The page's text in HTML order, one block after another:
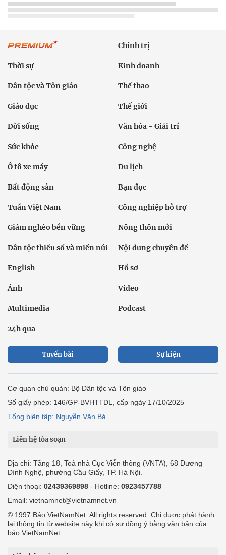
Chính trị
Thời sự Kinh doanh
Dân tộc và Tôn giáo Thể thao
Giáo dục Thế giới
Đời sống Văn hóa - Giải trí
Sức khỏe Công nghệ
Ô tô xe máy Du lịch
Bất động sản Bạn đọc
Tuần Việt Nam Công nghiệp hỗ trợ
Giảm nghèo bền vững Nông thôn mới
Dân tộc thiểu số và miền núi Nội dung chuyên đề
English Hồ sơ
Ảnh Video
Multimedia Podcast
24h qua
Tuyến bài Sự kiện
Cơ quan chủ quản: Bộ Dân tộc và Tôn giáo
Số giấy phép: 146/GP-BVHTTDL, cấp ngày 17/10/2025
Tổng biên tập: Nguyễn Văn Bá
Liên hệ tòa soạn
Địa chỉ: Tầng 18, Toà nhà Cục Viễn thông (VNTA), 68 Dương
Đình Nghệ, phường Cầu Giấy, TP. Hà Nội.
Điện thoại: 02439369898 - Hotline: 0923457788
Email: vietnamnet@vietnamnet.vn
© 1997 Báo VietNamNet. All rights reserved. Chỉ được phát hành
lại thông tin từ website này khi có sự đồng ý bằng văn bản của
báo VietNamNet.